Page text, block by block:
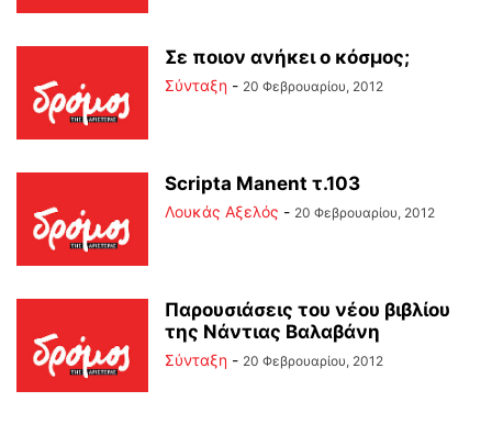
Σε ποιον ανήκει ο κόσμος;
Σύνταξη - 20 Φεβρουαρίου, 2012
Scripta Manent τ.103
Λουκάς Αξελός - 20 Φεβρουαρίου, 2012
Παρουσιάσεις του νέου βιβλίου
της Νάντιας Βαλαβάνη
Σύνταξη - 20 Φεβρουαρίου, 2012